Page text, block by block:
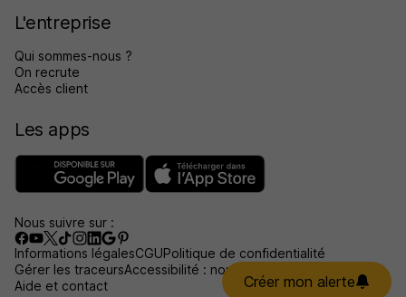
Créer mon alerte
L'entreprise
Qui sommes-nous ?
On recrute
Accès client
Les apps
Nous suivre sur :
Informations légalesCGUPolitique de confidentialité
Gérer les traceursAccessibilité : non conforme
Aide et contact